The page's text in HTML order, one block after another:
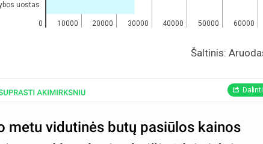
uostas
0 10000 20000 30000 40000 50000 60000
Šaltinis:
metu vidutinės butų pasiūlos kainos